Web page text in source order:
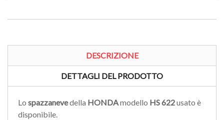
DESCRIZIONE
DETTAGLI DEL PRODOTTO
Lo spazzanevedella HONDAmodello HS 622usato è
disponibile.